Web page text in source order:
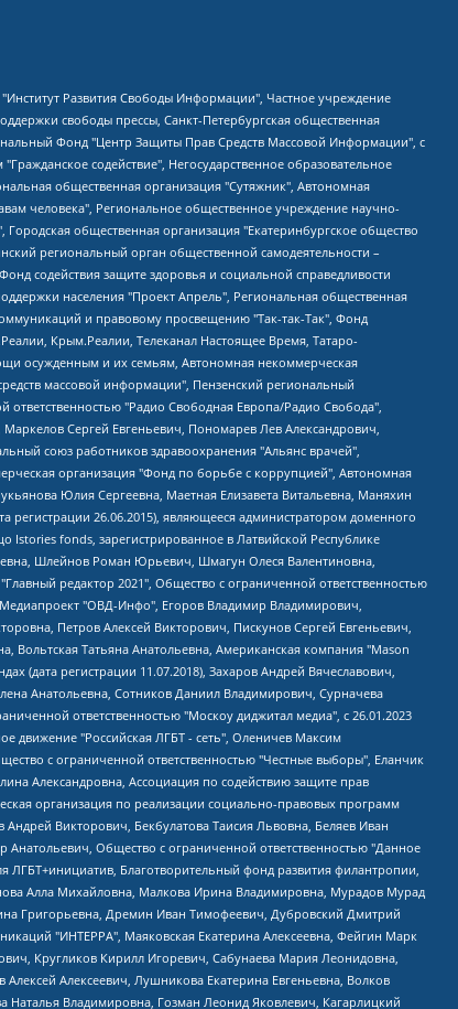
Анатольевич, Общество с ограниченной ответственностью "Данное сообщение", Общество с ограниченной ответственностью Издательский дом "Новая глава", Айнбиндер Александра Александровна, Московский комьюнити-центр для ЛГБТ+инициатив, Благотворительный фонд развития филантропии, Deutsche Welle (Германия, Kurt-Schumacher-Strasse 3, 53113 Bonn), Борзунова Мария Михайловна, Воробьев Виктор Викторович, Голубева Анна Львовна, Константинова Алла Михайловна, Малкова Ирина Владимировна, Мурадов Мурад Абдулгалимович, Осетинская Елизавета Николаевна, Понасенков Евгений Николаевич, Ганапольский Матвей Юрьевич, Киселев Евгений Алексеевич, Борухович Ирина Григорьевна, Дремин Иван Тимофеевич, Дубровский Дмитрий Викторович, Красноярская региональная общественная организация поддержки и развития альтернативных образовательных технологий и межкультурных коммуникаций "ИНТЕРРА", Маяковская Екатерина Алексеевна, Фейгин Марк Захарович, Филимонов Андрей Викторович, Дзугкоева Регина Николаевна, Доброхотов Роман Александрович, Дудь Юрий Александрович, Елкин Сергей Владимирович, Кругликов Кирилл Игоревич, Сабунаева Мария Леонидовна, Семенов Алексей Владимирович, Шаинян Карен Багратович, Шульман Екатерина Михайловна, Асафьев Артур Валерьевич, Вахштайн Виктор Семенович, Венедиктов Алексей Алексеевич, Лушникова Екатерина Евгеньевна, Волков Леонид Михайлович, Невзоров Александр Глебович, Пархоменко Сергей Борисович, Сироткин Ярослав Николаевич, Кара-Мурза Владимир Владимирович, Баранова Наталья Владимировна, Гозман Леонид Яковлевич, Кагарлицкий Борис Юльевич, Климарев Михаил Валерьевич, Милов Владимир Станиславович, Автономная некоммерческая организация Краснодарский центр современного искусства "Типография", Моргенштерн Алишер Тагирович, Соболь Любовь Эдуардовна, Общество с ограниченной ответственностью "ЛИЗА НОРМ", Каспаров Гарри Кимович, Ходорковский Михаил Борисович, Общество с ограниченной ответственностью "Апрельские тезисы", Данилович Ирина Брониславовна, Кашин Олег Владимирович, Петров Николай Владимирович, Пивоваров Алексей Владимирович, Соколов Михаил Владимирович, Цветкова Юлия Владимировна, Чичваркин Евгений Александрович, Комитет против пыток/Команда против пыток, Общество с ограниченной ответственностью "Первый научный", Общество с ограниченной ответственностью "Вертолет и ко", Белоцерковская Вероника Борисовна, Кац Максим Евгеньевич, Лазарева Татьяна Юрьевна, Шаведдинов Руслан Табризович, Яшин Илья Валерьевич, Общество с ограниченной ответственностью "Иноагент ААВ", Алешковский Дмитрий Петрович, Альбац Евгения Марковна, Быков Дмитрий Львович, Галямина Юлия Евгеньевна, Лойко Сергей Леонидович, Мартынов Кирилл Константинович, Медведев Сергей Александрович, Крашенинников Федор Геннадиевич, Гордеева Катерина Вл